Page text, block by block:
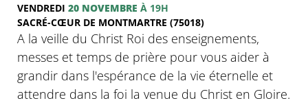
VENDREDI 20 NOVEMBRE À 19H
SACRÉ-CŒUR DE MONTMARTRE (75018)
A la veille du Christ Roi des enseignements,
messes et temps de prière pour vous aider à
grandir dans l'espérance de la vie éternelle et
attendre dans la foi la venue du Christ en Gloire.